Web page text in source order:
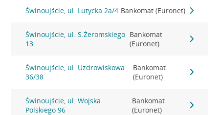
Świnoujście, ul. Lutycka 2a/4 Bankomat (Euronet)
Świnoujście, ul. S.Żeromskiego
13
Bankomat
(Euronet)
Świnoujście, ul. Uzdrowiskowa
36/38
Bankomat
(Euronet)
Świnoujście, ul. Wojska
Polskiego 96
Bankomat
(Euronet)